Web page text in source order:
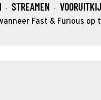
· STREAMEN ·
Fast & Furious